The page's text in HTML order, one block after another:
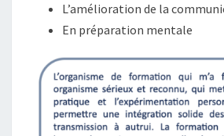
L’amélioration de la
En préparation mentale